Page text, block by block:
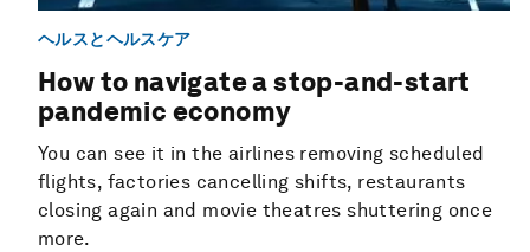
ヘルスとヘルスケア
How to navigate a stop-and-start
pandemic economy
You can see it in the airlines removing scheduled
flights, factories cancelling shifts, restaurants
closing again and movie theatres shuttering once
more.